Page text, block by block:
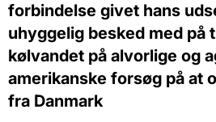
forbindelse givet hans
uhyggelig besked med på
kølvandet på alvorlige og
amerikanske forsøg på at
fra Danmark